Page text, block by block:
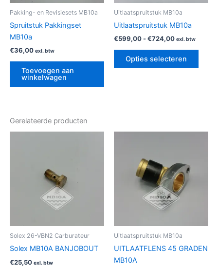
Pakking- en Revisiesets MB10a
Spruitstuk Pakkingset
MB10a
€36,00 exl. btw
Toevoegen aan
winkelwagen
Uitlaatspruitstuk MB10a
Uitlaatspruitstuk MB10a
€599,00 -€724,00 exl. btw
Opties selecteren
Gerelateerde producten
Solex 26-VBN2 Carburateur
Solex MB10A BANJOBOUT
€25,50 exl. btw
Uitlaatspruitstuk MB10a
UITLAATFLENS 45 GRADEN
MB10A